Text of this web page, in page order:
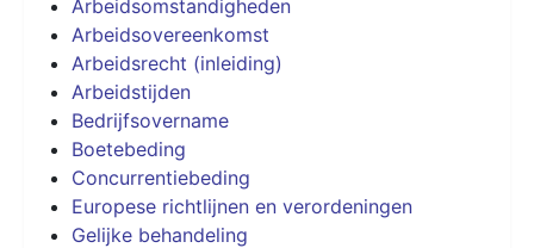
Arbeidsomstandigheden
Arbeidsovereenkomst
Arbeidsrecht (inleiding)
Arbeidstijden
Bedrijfsovername
Boetebeding
Concurrentiebeding
Europese richtlijnen en verordeningen
Gelijke behandeling